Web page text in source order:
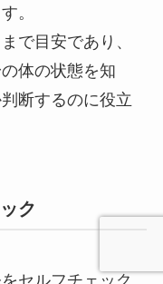
。
で目安であり、
体の状態を知
断するのに役立
ク